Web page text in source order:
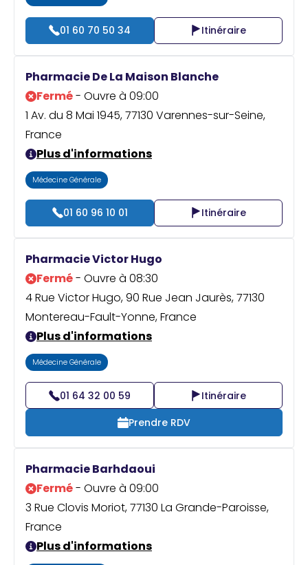
01 60 70 50 34 Itinéraire
Pharmacie De La Maison Blanche
Fermé- Ouvre à 09:00
1 Av. du 8 Mai 1945, 77130 Varennes-sur-Seine,
France
Plus d'informations
Médecine Générale
01 60 96 10 01 Itinéraire
Pharmacie Victor Hugo
Fermé- Ouvre à 08:30
4 Rue Victor Hugo, 90 Rue Jean Jaurès, 77130
Montereau-Fault-Yonne, France
Plus d'informations
Médecine Générale
01 64 32 00 59
Itinéraire
Prendre RDV
Pharmacie Barhdaoui
Fermé- Ouvre à 09:00
3 Rue Clovis Moriot, 77130 La Grande-Paroisse,
France
Plus d'informations